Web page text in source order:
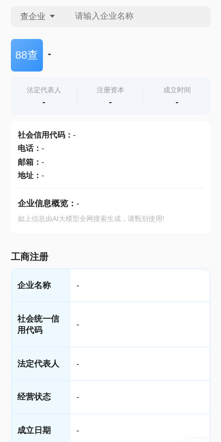
查企业
查企业
查产地
88查 -
法定代表人
-
注册资本
-
成立时间
-
社会信用代码： -
电话： -
邮箱： -
地址： -
企业信息概览： -
如上信息由AI大模型全网搜索生成，请甄别使用!
工商注册
企业名称 -
社会统一信
用代码
-
法定代表人 -
经营状态 -
成立日期 -